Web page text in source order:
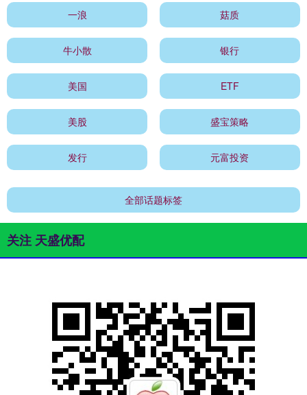
一浪 菇质
牛小散 银行
美国 ETF
美股 盛宝策略
发行 元富投资
全部话题标签
关注 天盛优配